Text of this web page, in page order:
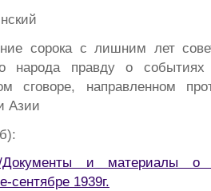
сорока с лишним лет
народа правду о
сговоре, направленном
Азии
и материалы о
сентябре 1939г.